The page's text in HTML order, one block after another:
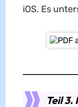
iOS. Es
Teil 3.